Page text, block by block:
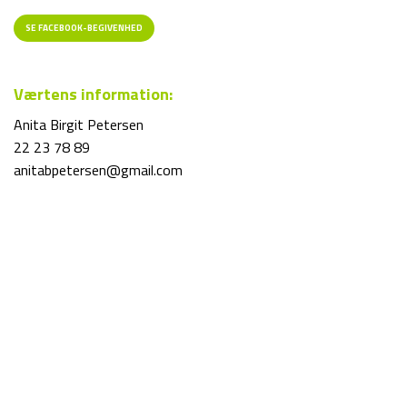
SE FACEBOOK-BEGIVENHED
Værtens information:
Anita Birgit Petersen
22 23 78 89
anitabpetersen@gmail.com